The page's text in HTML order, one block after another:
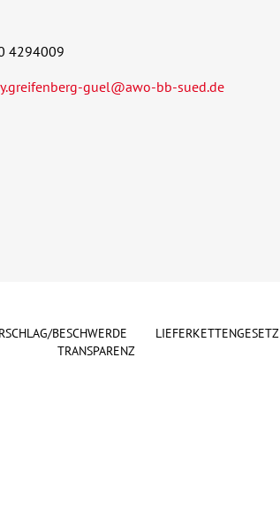
4294009
guel@awo-bb-sued.de
BESCHWERDE LIEFERKETTENGESETZ
TRANSPARENZ